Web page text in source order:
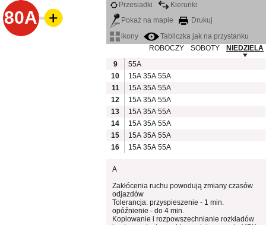
80A
Przesiadki
Kierunki
Pokaż na mapie
Drukuj
ikony
Tabliczka jak na przystanku
ROBOCZY
SOBOTY
NIEDZIELA
9
55A
10
15A 35A 55A
11
15A 35A 55A
12
15A 35A 55A
13
15A 35A 55A
14
15A 35A 55A
15
15A 35A 55A
16
15A 35A 55A
A
Zakłócenia ruchu powodują zmiany czasów
odjazdów
Tolerancja: przyspieszenie - 1 min.
opóźnienie - do 4 min.
Kopiowanie i rozpowszechnianie rozkładów